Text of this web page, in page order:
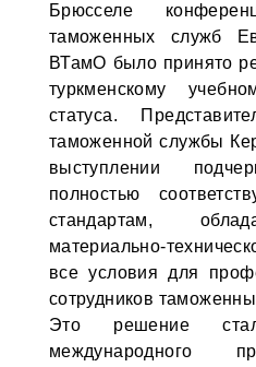
Брюсселе
таможенных служб
ВТамО было принято
туркменскому
статуса.
таможенной службы
выступлении
полностью
стандартам,
материально-
все условия для
сотрудников
Это решение
международного